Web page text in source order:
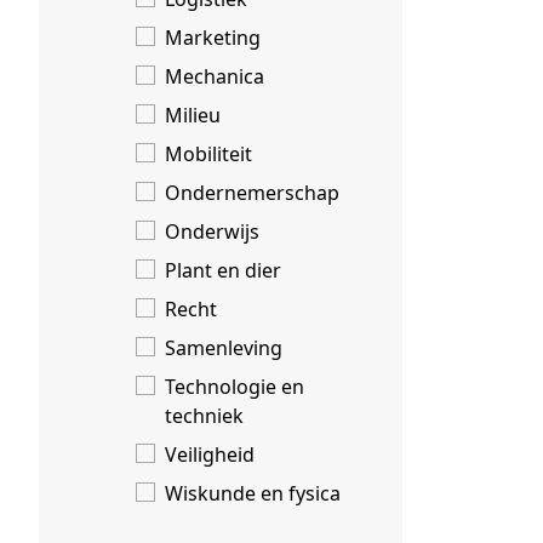
Marketing
Mechanica
Milieu
Mobiliteit
Ondernemerschap
Onderwijs
Plant en dier
Recht
Samenleving
Technologie en
techniek
Veiligheid
Wiskunde en fysica